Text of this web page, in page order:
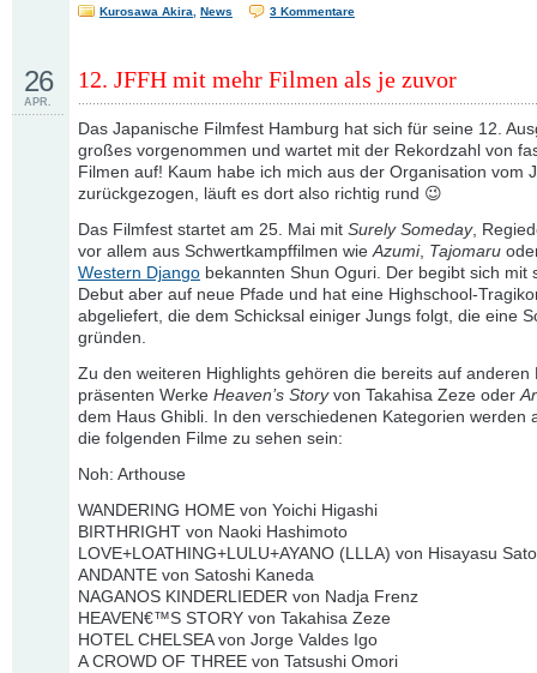
Kurosawa Akira News 3 Kommentare
12. JFFH mit mehr Filmen als je zuvor
26
APR.
Das Japanische Filmfest Hamburg hat sich für seine 12.
großes vorgenommen und wartet mit der Rekordzahl von
Filmen auf! Kaum habe ich mich aus der Organisation vom
zurückgezogen, läuft es dort also richtig rund 😉
Das Filmfest startet am 25. Mai mit Surely Someday,
vor allem aus Schwertkampffilmen wieAzumi, Tajomaru
Western Django bekannten Shun Oguri. Der begibt sich mit
Debut aber auf neue Pfade und hat eine Highschool-
abgeliefert, die dem Schicksal einiger Jungs folgt, die eine
gründen.
Zu den weiteren Highlights gehören die bereits auf anderen
präsenten Werke Heaven’s Storyvon Takahisa Zeze oder
dem Haus Ghibli. In den verschiedenen Kategorien werden
die folgenden Filme zu sehen sein:
Noh: Arthouse
WANDERING HOME von Yoichi Higashi
BIRTHRIGHT von Naoki Hashimoto
LOVE+LOATHING+LULU+AYANO (LLLA) von Hisayasu Sato
ANDANTE von Satoshi Kaneda
NAGANOS KINDERLIEDER von Nadja Frenz
HEAVEN€™S STORY von Takahisa Zeze
HOTEL CHELSEA von Jorge Valdes Igo
A CROWD OF THREE von Tatsushi Omori